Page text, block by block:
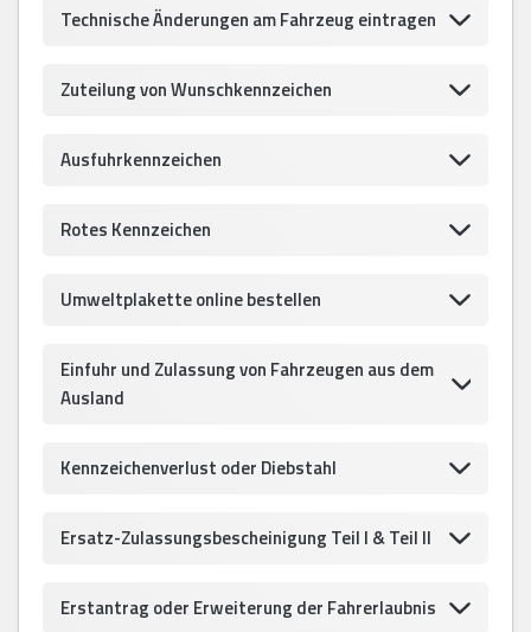
Technische Änderungen am Fahrzeug eintragen
Zuteilung von Wunschkennzeichen
Ausfuhrkennzeichen
Rotes Kennzeichen
Umweltplakette online bestellen
Einfuhr und Zulassung von Fahrzeugen aus dem
Ausland
Kennzeichenverlust oder Diebstahl
Ersatz-Zulassungsbescheinigung Teil I & Teil II
Erstantrag oder Erweiterung der Fahrerlaubnis